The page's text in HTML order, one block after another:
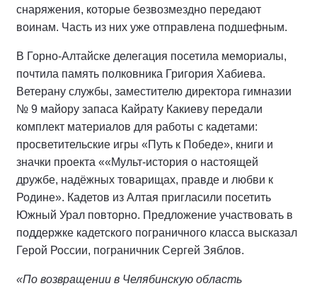
снаряжения, которые безвозмездно передают
воинам. Часть из них уже отправлена подшефным.
В Горно-Алтайске делегация посетила мемориалы,
почтила память полковника Григория Хабиева.
Ветерану службы, заместителю директора гимназии
№ 9 майору запаса Кайрату Какиеву передали
комплект материалов для работы с кадетами:
просветительские игры «Путь к Победе», книги и
значки проекта ««Мульт-история о настоящей
дружбе, надёжных товарищах, правде и любви к
Родине». Кадетов из Алтая пригласили посетить
Южный Урал повторно. Предложение участвовать в
поддержке кадетского пограничного класса высказал
Герой России, пограничник Сергей Зяблов.
«По возвращении в Челябинскую область